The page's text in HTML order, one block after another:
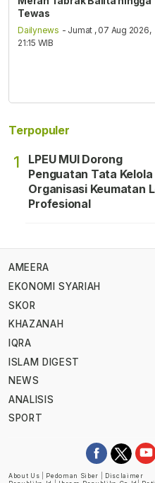
Tewas
Dailynews - Jumat , 07 Aug 2026,
21:15 WIB
Terpopuler
1
LPEU MUI Dorong
Penguatan Tata Kelola
Organisasi Keumatan
Profesional
AMEERA
EKONOMI SYARIAH
SKOR
KHAZANAH
IQRA
ISLAM DIGEST
NEWS
ANALISIS
SPORT
About Us Pedoman Siber
Disclaimer